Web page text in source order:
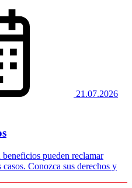
21.07.2026
pueden reclamar
Conozca sus derechos y